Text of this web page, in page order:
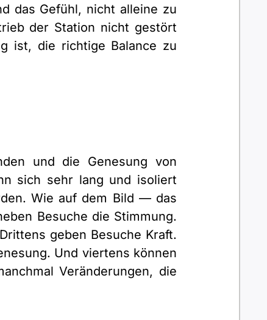
das Gefühl, nicht alleine zu
der Station nicht gestört
ist, die richtige Balance zu
und die Genesung von
sich sehr lang und isoliert
Wie auf dem Bild — das
Besuche die Stimmung.
geben Besuche Kraft.
Und viertens können
Veränderungen, die